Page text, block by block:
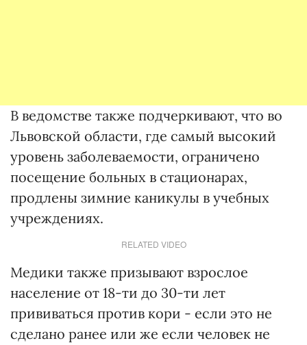
В ведомстве также подчеркивают, что во
Львовской области, где самый высокий
уровень заболеваемости, ограничено
посещение больных в стационарах,
продлены зимние каникулы в учебных
учреждениях.
RELATED VIDEO
Медики также призывают взрослое
население от 18-ти до 30-ти лет
прививаться против кори - если это не
сделано ранее или же если человек не